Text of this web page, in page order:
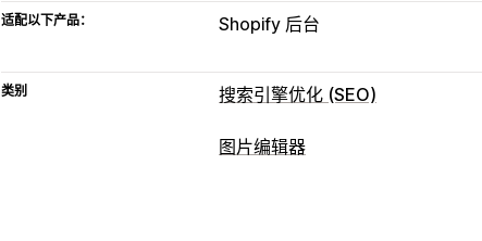
适配以下产品： Shopify 后台
类别 搜索引擎优化 (SEO)
SEO 工具
图片编辑器